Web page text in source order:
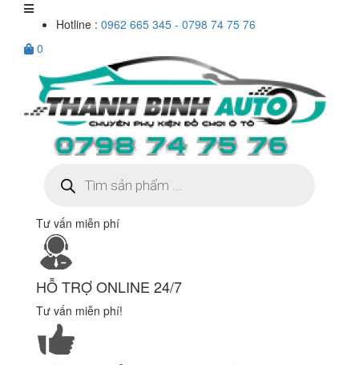
Hotline : 0962 665 345 - 0798 74 75 76
0
kiếm
sản
Tư vấn miễn phí
HỖ TRỢ ONLINE 24/7
Tư vấn miễn phí!